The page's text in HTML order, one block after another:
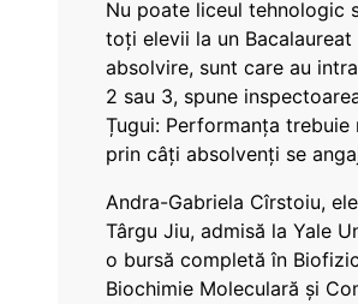
Nu poate liceul tehnologic
toți elevii la un Bacalaureat
absolvire, sunt care au
2 sau 3, spune
Țugui: Performanța trebuie
prin câți absolvenți se
Andra-Gabriela Cîrstoiu,
Târgu Jiu, admisă la Yale
o bursă completă în
Biochimie Moleculară și